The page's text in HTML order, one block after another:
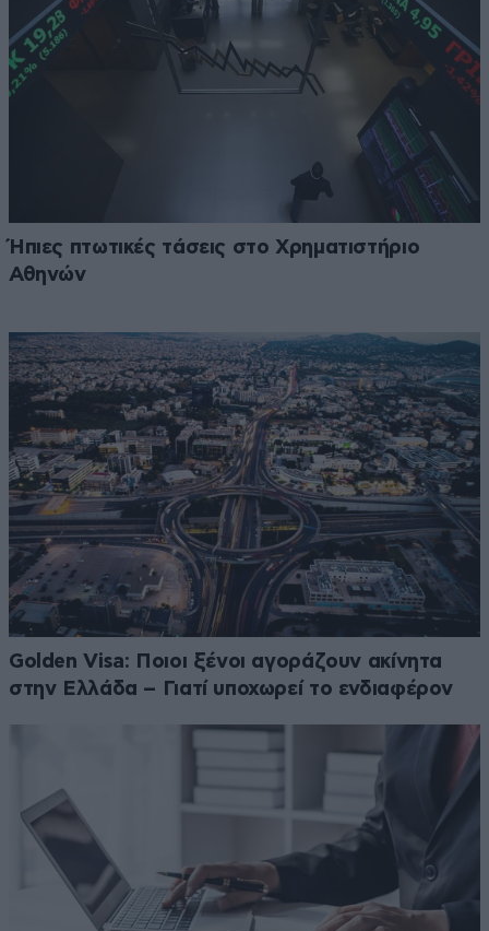
Ήπιες πτωτικές τάσεις στο Χρηματιστήριο
Αθηνών
Golden Visa: Ποιοι ξένοι αγοράζουν ακίνητα
στην Ελλάδα – Γιατί υποχωρεί το ενδιαφέρον